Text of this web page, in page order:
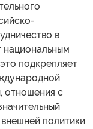
в
национальным
подкрепляет
отношения с
политики